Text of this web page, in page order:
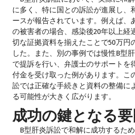
に多く、特に国との訴訟が進展し、
ースが報告されています。例えば、
の被害者の場合、感染後20年以上経
切な証拠資料を揃えたことで50万円
した。また、別の事例では慢性B型
で提訴を行い、弁護士のサポートを
付金を受け取った例があります。こ
訟では正確な手続きと資料の整備に
る可能性が大きく広がります。
成功の鍵となる要
B型肝炎訴訟で和解に成功するた